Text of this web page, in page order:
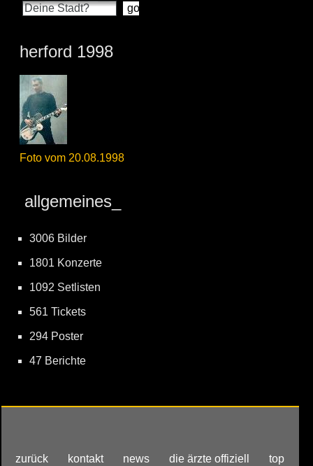
herford 1998
Foto vom 20.08.1998
allgemeines_
3006 Bilder
1801 Konzerte
1092 Setlisten
561 Tickets
294 Poster
47 Berichte
zurück kontakt news die ärzte offiziell top